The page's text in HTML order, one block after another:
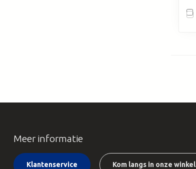
Meer informatie
Klantenservice Kom langs in onze winkel